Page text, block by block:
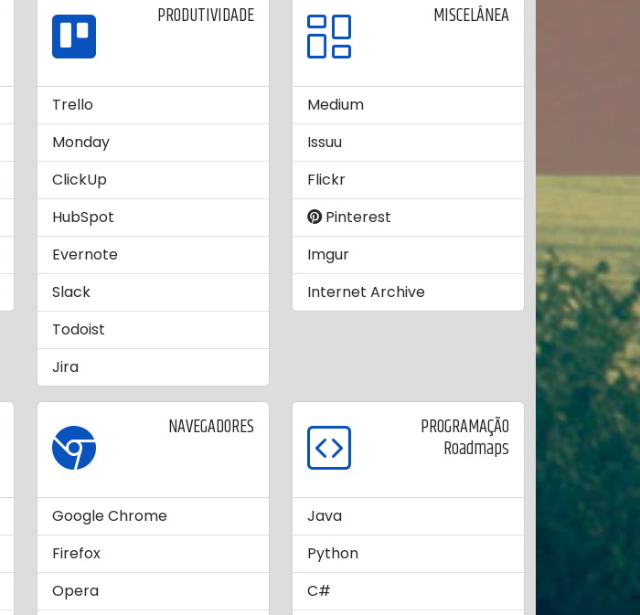
PRODUTIVIDADE
Trello
Monday
ClickUp
HubSpot
Evernote
Slack
Todoist
Jira
MISCELÂNEA
Medium
Issuu
Flickr
Pinterest
Imgur
Internet Archive
NAVEGADORES
Google Chrome
Firefox
Opera
PROGRAMAÇÃO
Roadmaps
Java
Python
C#